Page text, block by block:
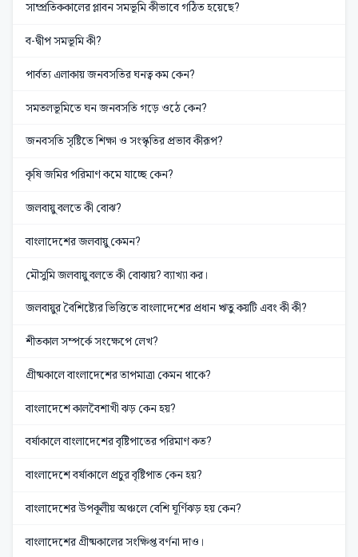
সাম্প্রতিককালের প্লাবন সমভূমি কীভাবে গঠিত হয়েছে?
ব-দ্বীপ সমভূমি কী?
পার্বত্য এলাকায় জনবসতির ঘনত্ব কম কেন?
সমতলভূমিতে ঘন জনবসতি গড়ে ওঠে কেন?
জনবসতি সৃষ্টিতে শিক্ষা ও সংস্কৃতির প্রভাব কীরূপ?
কৃষি জমির পরিমাণ কমে যাচ্ছে কেন?
জলবায়ু বলতে কী বোঝ?
বাংলাদেশের জলবায়ু কেমন?
মৌসুমি জলবায়ু বলতে কী বোঝায়? ব্যাখ্যা কর।
জলবায়ুর বৈশিষ্ট্যের ভিত্তিতে বাংলাদেশের প্রধান ঋতু কয়টি এবং কী কী?
শীতকাল সম্পর্কে সংক্ষেপে লেখ?
গ্রীষ্মকালে বাংলাদেশের তাপমাত্রা কেমন থাকে?
বাংলাদেশে কালবৈশাখী ঝড় কেন হয়?
বর্ষাকালে বাংলাদেশের বৃষ্টিপাতের পরিমাণ কত?
বাংলাদেশে বর্ষাকালে প্রচুর বৃষ্টিপাত কেন হয়?
বাংলাদেশের উপকূলীয় অঞ্চলে বেশি ঘূর্ণিঝড় হয় কেন?
বাংলাদেশের গ্রীষ্মকালের সংক্ষিপ্ত বর্ণনা দাও।